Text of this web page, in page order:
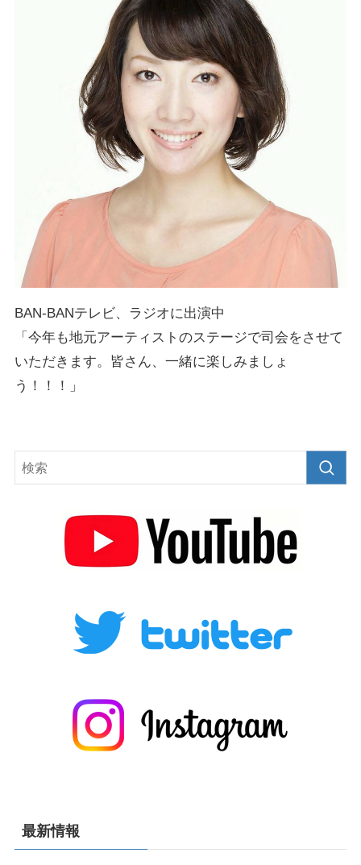
BAN-BANテレビ、ラジオに出演中
「今年も地元アーティストのステージで司会をさせて
いただきます。皆さん、一緒に楽しみましょ
う！！！」
最新情報